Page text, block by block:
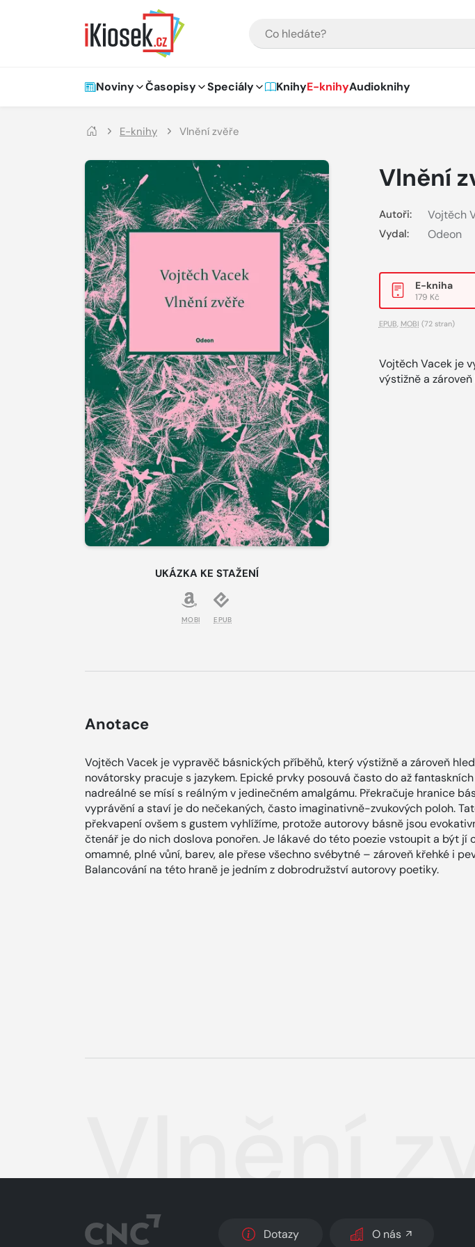
Hlavní navigace
Noviny Časopisy Speciály KnihyE-knihyAudioknihy
E-knihy Vlnění zvěře
UKÁZKA KE STAŽENÍ
MOBI EPUB
Vlnění
Autoři: Vojtěch
Vydal: Odeon
E-kniha
179 Kč
EPUB MOBI (72 stran)
Vojtěch Vacek je
výstižně a
Anotace
Vojtěch Vacek je vypravěč básnických příběhů, který výstižně a zároveň
novátorsky pracuje s jazykem. Epické prvky posouvá často do až
nadreálné se mísí s reálným v jedinečném amalgámu. Překračuje hranice
vyprávění a staví je do nečekaných, často imaginativně-zvukových poloh.
překvapení ovšem s gustem vyhlížíme, protože autorovy básně jsou
čtenář je do nich doslova ponořen. Je lákavé do této poezie vstoupit a být jí
omamné, plné vůní, barev, ale přese všechno svébytné – zároveň křehké i
Balancování na této hraně je jedním z dobrodružství autorovy poetiky.
Vlnění
Dotazy O nás